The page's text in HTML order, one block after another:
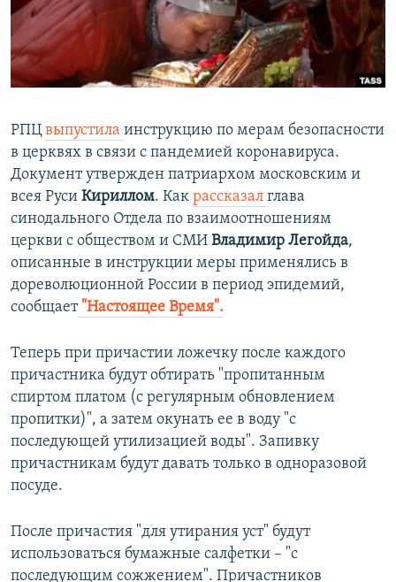
ПОБЕДИТЕЛЕЙ НЕ СУДЯТ?
КРЫМ.НЕПОКОРЕННЫЙ
ELIFBE
ПРИСОЕДИНЯЙТЕСЬ!
Все сайты RFE/RL
РПЦвыпустила инструкцию по мерам безопасности
в церквях в связи с пандемией коронавируса.
Документ утвержден патриархом московским и
всея Руси Кириллом. Как рассказал глава
синодального Отдела по взаимоотношениям
церкви с обществом и СМИ Владимир Легойда,
описанные в инструкции меры применялись в
дореволюционной России в период эпидемий,
сообщает"Настоящее Время".
Теперь при причастии ложечку после каждого
причастника будут обтирать "пропитанным
спиртом платом (с регулярным обновлением
пропитки)", а затем окунать ее в воду "с
последующей утилизацией воды". Запивку
причастникам будут давать только в одноразовой
посуде.
После причастия "для утирания уст" будут
использоваться бумажные салфетки – "с
последующим сожжением". Причастников